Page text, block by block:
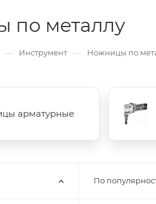
по металлу
— Инструмент — Ножницы по
арматурные
По